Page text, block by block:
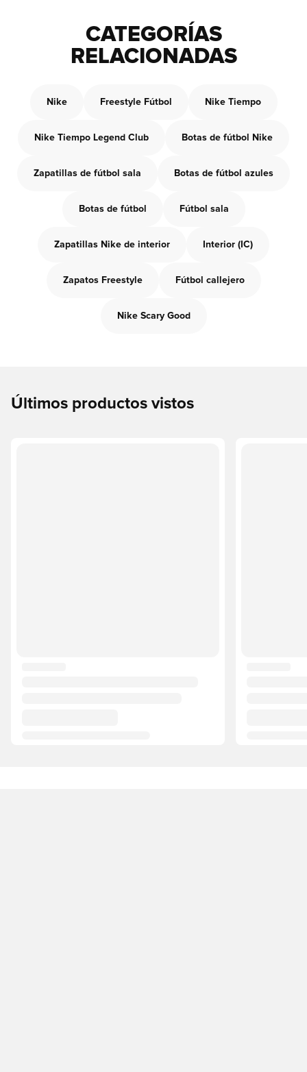
CATEGORÍAS
RELACIONADAS
Nike Freestyle Fútbol Nike Tiempo
Nike Tiempo Legend Club Botas de fútbol Nike
Zapatillas de fútbol sala Botas de fútbol azules
Botas de fútbol Fútbol sala
Zapatillas Nike de interior Interior (IC)
Zapatos Freestyle Fútbol callejero
Nike Scary Good
Últimos productos vistos